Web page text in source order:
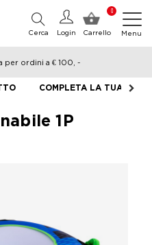
0
Carrello
Login
Cerca Menu
per ordini a € 100, -
lavorativi, spedito lo stesso
COMPLETA LA TUA
1P